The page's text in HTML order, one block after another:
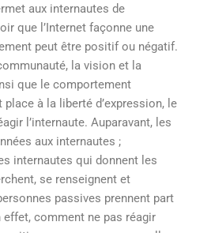
aux internautes de
que l’Internet façonne une
peut être positif ou négatif.
la vision et la
que le comportement
place à la liberté d’expression, le
l’internaute. Auparavant, les
aux internautes ;
internautes qui donnent les
se renseignent et
passives prennent part
comment ne pas réagir